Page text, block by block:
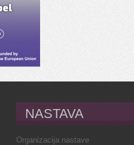
NASTAVA
Organizacija nastave